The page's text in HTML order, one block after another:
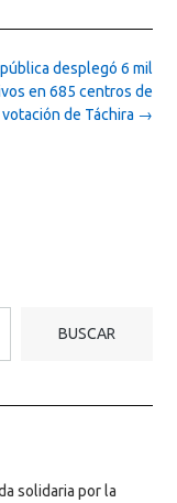
desplegó 6 mil
en 685 centros de
votación de Táchira →
BUSCAR
solidaria por la